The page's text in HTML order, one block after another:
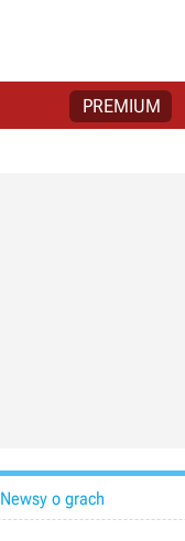
PREMIUM
Newsy o grach